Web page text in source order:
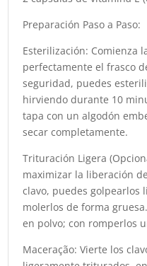
Preparación Paso a Paso:
Esterilización: Comienza
perfectamente el frasco
seguridad, puedes
hirviendo durante 10
tapa con un algodón
secar completamente.
Trituración Ligera
maximizar la liberación
clavo, puedes golpearlos
molerlos de forma
en polvo; con romperlos
Maceração: Vierte los